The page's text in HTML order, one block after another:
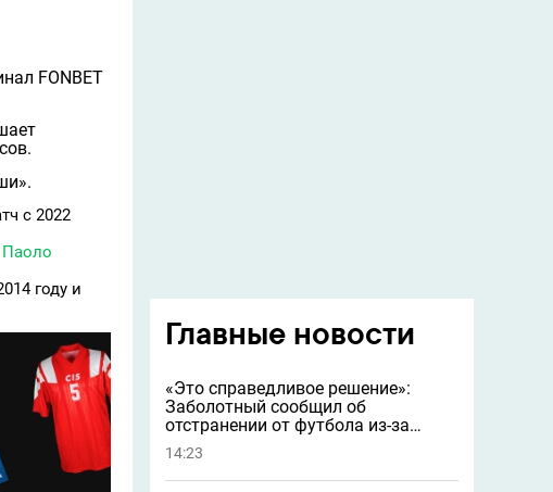
FONBET
с 2022
Паоло
году и
Главные новости
«Это справедливое решение»:
Заболотный сообщил об
отстранении от футбола из-за
допинга
14:23